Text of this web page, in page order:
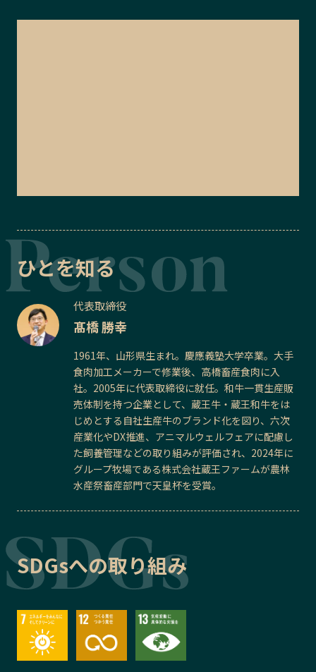
ひとを知る
代表取締役
髙橋 勝幸
1961年、山形県生まれ。慶應義塾大学卒業。大手
食肉加工メーカーで修業後、高橋畜産食肉に入
社。2005年に代表取締役に就任。和牛一貫生産販
売体制を持つ企業として、蔵王牛・蔵王和牛をは
じめとする自社生産牛のブランド化を図り、六次
産業化やDX推進、アニマルウェルフェアに配慮し
た飼養管理などの取り組みが評価され、2024年に
グループ牧場である株式会社蔵王ファームが農林
水産祭畜産部門で天皇杯を受賞。
SDGsへの取り組み